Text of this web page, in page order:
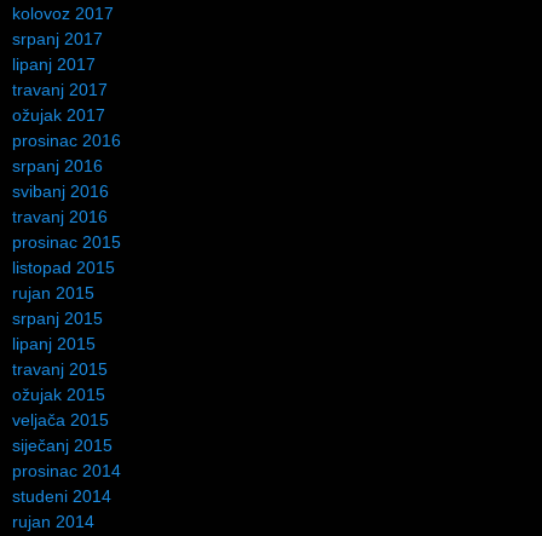
kolovoz 2017
srpanj 2017
lipanj 2017
travanj 2017
ožujak 2017
prosinac 2016
srpanj 2016
svibanj 2016
travanj 2016
prosinac 2015
listopad 2015
rujan 2015
srpanj 2015
lipanj 2015
travanj 2015
ožujak 2015
veljača 2015
siječanj 2015
prosinac 2014
studeni 2014
rujan 2014